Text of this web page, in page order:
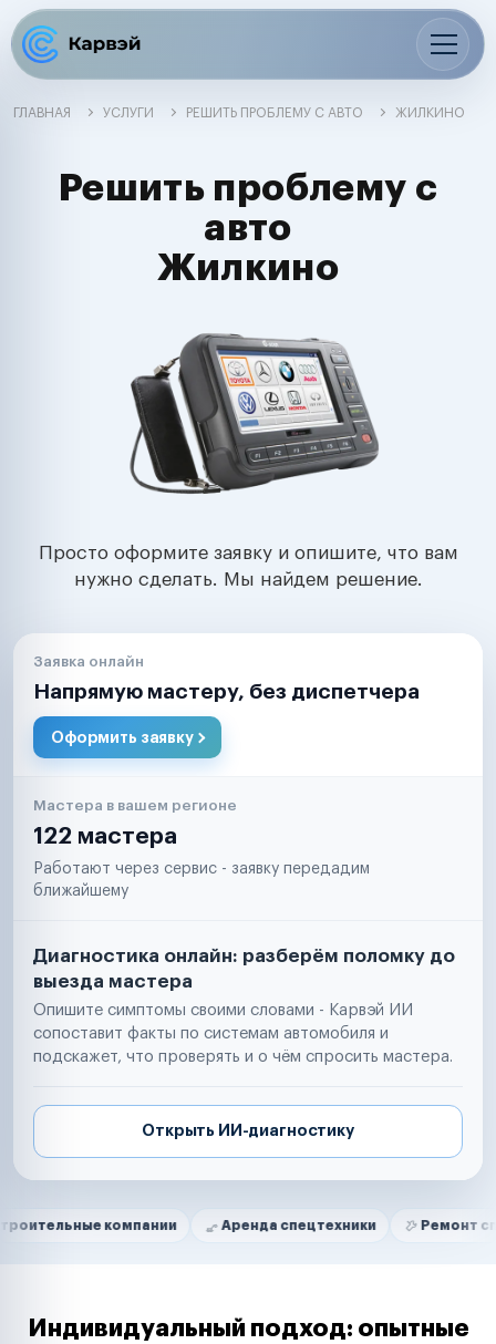
ГЛАВНАЯ УСЛУГИ РЕШИТЬ ПРОБЛЕМУ С АВТО ЖИЛКИНО
Решить проблему с
авто
Жилкино
Просто оформите заявку и опишите, что вам
нужно сделать. Мы найдем решение.
Заявка онлайн
Напрямую мастеру, без диспетчера
Оформить заявку
Мастера в вашем регионе
122 мастера
Работают через сервис - заявку передадим
ближайшему
Диагностика онлайн: разберём поломку до
выезда мастера
Опишите симптомы своими словами - Карвэй ИИ
сопоставит факты по системам автомобиля и
подскажет, что проверять и о чём спросить мастера.
Открыть ИИ-диагностику
Нам доверяют
компании Аренда спецтехники Ремонт спецтехники
Маркетплейсы
Таксопарки
Индивидуальный подход: опытные